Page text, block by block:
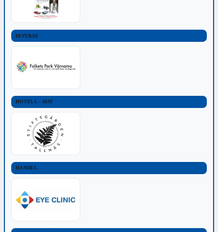
DIVERSE
HOTELL - MAT
HANDEL